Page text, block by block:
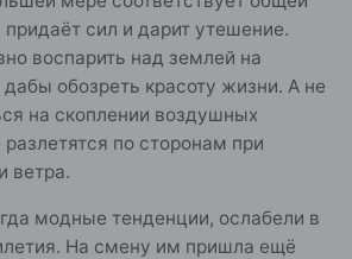
сил и дарит утешение.
воспарить над землей на
обозреть красоту жизни. А не
на скоплении воздушных
по сторонам при
ветра.
модные тенденции, ослабели в
На смену им пришла ещё